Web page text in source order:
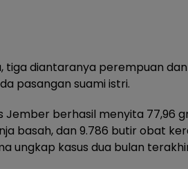
tiga diantaranya perempuan dan
pasangan suami istri.
Jember berhasil menyita 77,96
basah, dan 9.786 butir obat
ungkap kasus dua bulan